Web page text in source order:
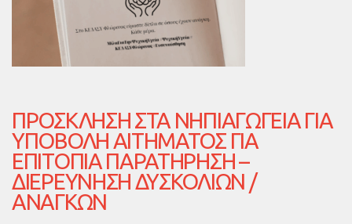
ΠΡΌΣΚΛΗΣΗ ΣΤΑ ΝΗΠΙΑΓΩΓΕΊΑ ΓΙΑ
ΥΠΟΒΟΛΉ ΑΙΤΉΜΑΤΟΣ ΓΙΑ
ΕΠΙΤΌΠΙΑ ΠΑΡΑΤΉΡΗΣΗ –
ΔΙΕΡΕΎΝΗΣΗ ΔΥΣΚΟΛΙΏΝ /
ΑΝΑΓΚΏΝ